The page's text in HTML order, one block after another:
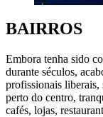
BAIRROS
Embora tenha sido
durante séculos,
profissionais
perto do centro,
cafés, lojas,